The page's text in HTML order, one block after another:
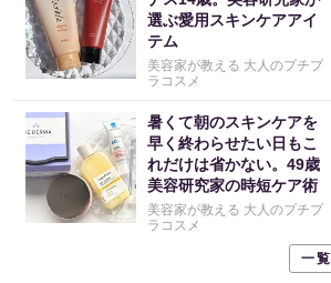
選ぶ愛用スキンケアアイ
テム
美容家が教える 大人のプチプ
ラコスメ
暑くて朝のスキンケアを
早く終わらせたい日もこ
れだけは省かない。49歳
美容研究家の時短ケア術
美容家が教える 大人のプチプ
ラコスメ
一覧